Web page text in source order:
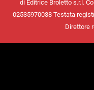
di Editrice Broletto s.r.l.
02535970038 Testata
Direttore